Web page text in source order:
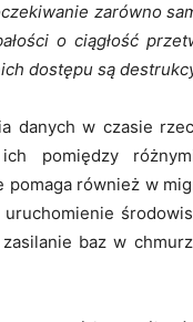
zarówno
o ciągłość
dostępu są
danych w czasie
pomiędzy
pomaga również w
baz w